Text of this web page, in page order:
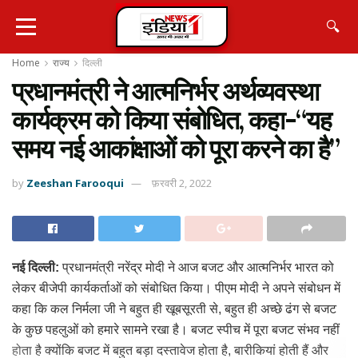
🔍
Home राज्य दिल्ली
प्रधानमंत्री ने आत्मनिर्भर अर्थव्यवस्था
कार्यक्रम को किया संबोधित, कहा-“यह
समय नई आकांक्षाओं को पूरा करने का है”
by Zeeshan Farooqui फ़रवरी 2, 2022
नई दिल्ली:प्रधानमंत्री नरेंद्र मोदी ने आज बजट और आत्मनिर्भर भारत को
लेकर बीजेपी कार्यकर्ताओं को संबोधित किया। पीएम मोदी ने अपने संबोधन में
कहा कि कल निर्मला जी ने बहुत ही खूबसूरती से, बहुत ही अच्छे ढंग से बजट
के कुछ पहलुओं को हमारे सामने रखा है। बजट स्पीच में पूरा बजट संभव नहीं
होता है क्योंकि बजट में बहुत बड़ा दस्तावेज होता है, बारीकियां होती हैं और